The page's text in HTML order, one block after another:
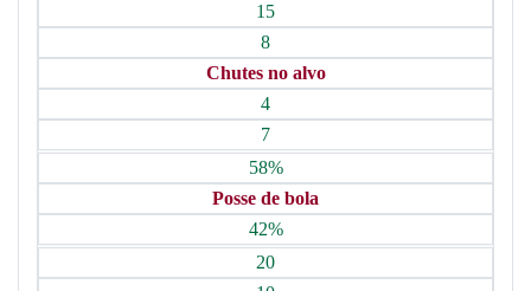
15
8
Chutes no alvo
4
7
58%
Posse de bola
42%
20